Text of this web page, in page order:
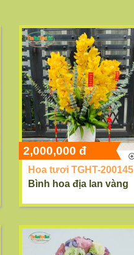
Hoa tươi TGHT-200145
Bình hoa địa lan vàng
2,000,000 đ